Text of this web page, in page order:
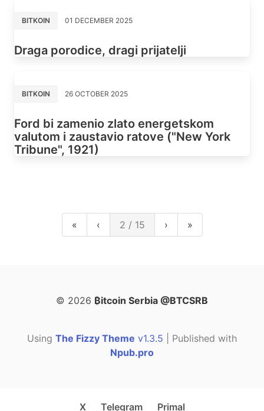
BITKOIN 01 DECEMBER 2025
Draga porodice, dragi prijatelji
BITKOIN 26 OCTOBER 2025
Ford bi zamenio zlato energetskom
valutom i zaustavio ratove ("New York
Tribune", 1921)
« ‹ 2 / 15 › »
© 2026 ₿itcoin Serbia @BTCSRB
Using The Fizzy Theme v1.3.5 | Published with
Npub.pro
X Telegram Primal